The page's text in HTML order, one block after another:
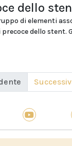
dello
di elementi
dello stent.